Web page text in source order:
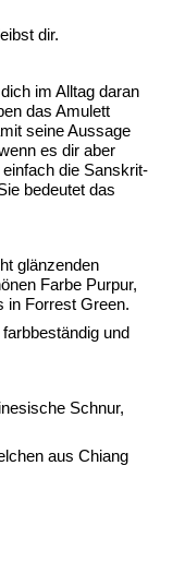
dir.
im Alltag daran
das Amulett
seine Aussage
es dir aber
die Sanskrit-
bedeutet das
glänzenden
Farbe Purpur,
in Forrest Green.
und
Schnur,
aus Chiang